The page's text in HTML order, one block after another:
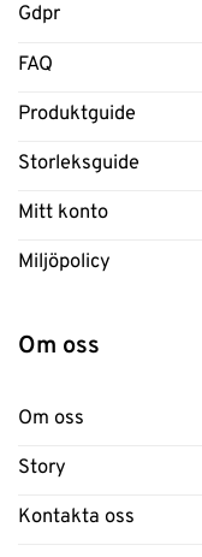
Gdpr
FAQ
Produktguide
Storleksguide
Mitt konto
Miljöpolicy
Om oss
Om oss
Story
Kontakta oss